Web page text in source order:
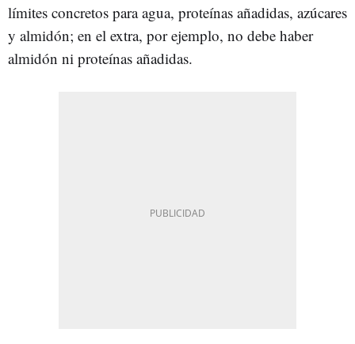
límites concretos para agua, proteínas añadidas, azúcares
y almidón; en el extra, por ejemplo, no debe haber
almidón ni proteínas añadidas.